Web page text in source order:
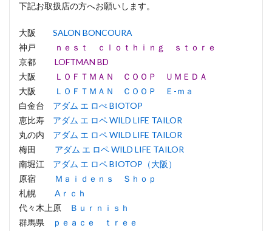
下記お取扱店の方へお願いします。
大阪 SALON BONCOURA
神戸
ｎｅｓｔ ｃｌｏｔｈｉｎｇ ｓｔｏｒｅ
京都 LOFTMAN BD
大阪
ＬＯＦＴＭＡＮ ＣＯＯＰ ＵＭＥＤＡ
大阪
ＬＯＦＴＭＡＮ ＣＯＯＰ Ｅ-ｍａ
白金台 アダム エ ロぺ BIOTOP
恵比寿 アダム エ ロペ WILD LIFE TAILOR
丸の内 アダム エ ロペ WILD LIFE TAILOR
梅田 アダム エ ロペ WILD LIFE TAILOR
南堀江 アダム エ ロペ BIOTOP（大阪）
原宿
Ｍａｉｄｅｎｓ Ｓｈｏｐ
札幌 Aｒｃｈ
代々木上原
Ｂｕｒｎｉｓｈ
群馬県
ｐｅａｃｅ ｔｒｅｅ